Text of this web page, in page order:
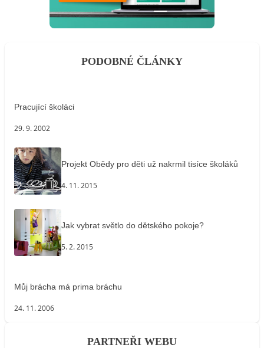
PODOBNÉ ČLÁNKY
Pracující školáci
29. 9. 2002
Projekt Obědy pro děti už nakrmil tisíce školáků
4. 11. 2015
Jak vybrat světlo do dětského pokoje?
5. 2. 2015
Můj brácha má prima bráchu
24. 11. 2006
PARTNEŘI WEBU